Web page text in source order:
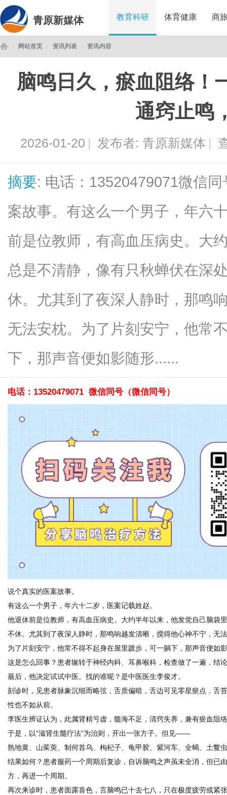
青原新媒体 教育科研 体育健康 商
网站首页 资讯列表
›
资讯内容
脑鸣日久，瘀血阻络！
通窍止鸣
2026-01-20 | 发布者: 青原新媒体 |
摘要: 电话：13520479071微信
案故事。有这么一个男子，年六
前是位教师，有高血压病史。大
总是不清静，像有只秋蝉伏在深
休。尤其到了夜深人静时，那鸣
无法安枕。为了片刻安宁，他常
下，那声音便如影随形......
电话：13520479071 微信同号（微信同号）
说个真实的医案故事。
有这么一个男子，年六十二岁，医案记载姓赵。
他退休前是位教师，有高血压病史。大约半年以来，他发觉自己脑袋
不休。尤其到了夜深人静时，那鸣响越发清晰，搅得他心神不宁，无
为了片刻安宁，他常不得不起身在屋里踱步，可一躺下，那声音便如
这是怎么回事？患者辗转于神经内科、耳鼻喉科，检查做了一遍，结
最后，他决定试试中医。找的谁呢？是中医医生李俊才。
刻诊时，见患者脉象沉细而略弦，舌质偏暗，舌边可见零星瘀点，舌
性也不如从前。
李医生辨证认为，此属肾精亏虚，髓海不足，清窍失养，兼有瘀血阻
于是，以“滋肾生髓疗法”为治则，开出一张方子。但见——
熟地黄、山茱萸、制何首乌、枸杞子、龟甲胶、紫河车、全蝎、土鳖
结果如何？患者服药一个周期后复诊，自诉脑鸣之声虽未全消，但已
方，再进一个周期。
再次来诊时，患者面露喜色，言脑鸣已十去七八，只在极度疲劳或紧